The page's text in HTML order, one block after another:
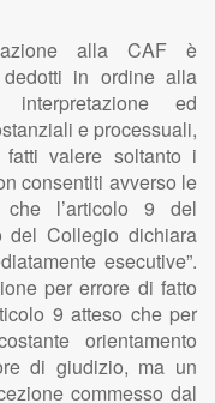
alla CAF è
in ordine alla
ed
e processuali,
valere soltanto i
consentiti avverso le
l’articolo 9 del
del Collegio dichiara
esecutive”.
per errore di fatto
9 atteso che per
orientamento
di giudizio, ma un
commesso dal